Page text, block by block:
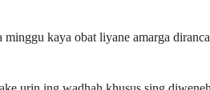
kaya obat liyane amarga